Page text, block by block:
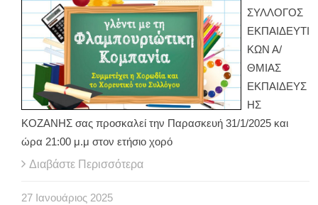
ΣΥΛΛΟΓΟΣ
ΕΚΠΑΙΔΕΥΤΙ
ΚΩΝ Α/
ΘΜΙΑΣ
ΕΚΠΑΙΔΕΥΣ
ΗΣ
ΚΟΖΑΝΗΣ σας προσκαλεί την Παρασκευή 31/1/2025 και
ώρα 21:00 μ.μ στον ετήσιο χορό
Διαβάστε Περισσότερα
27 Ιανουάριος 2025